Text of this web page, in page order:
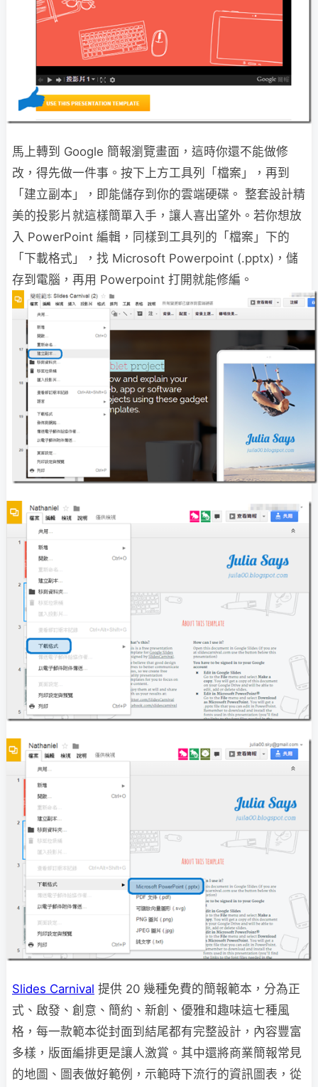
馬上轉到 Google 簡報瀏覽畫面，這時你還不能做修
改，得先做一件事。按下上方工具列「檔案」，再到
「建立副本」，即能儲存到你的雲端硬碟。 整套設計精
美的投影片就這樣簡單入手，讓人喜出望外。若你想放
入 PowerPoint 編輯，同樣到工具列的「檔案」下的
「下載格式」，找 Microsoft Powerpoint (.pptx)，儲
存到電腦，再用 Powerpoint 打開就能修編。
Slides Carnival 提供 20 幾種免費的簡報範本，分為正
式、啟發、創意、簡約、新創、優雅和趣味這七種風
格，每一款範本從封面到結尾都有完整設計，內容豐富
多樣，版面編排更是讓人激賞。其中還將商業簡報常見
的地圖、圖表做好範例，示範時下流行的資訊圖表，從